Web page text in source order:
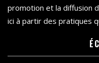
promotion et la diffusion
ici à partir des pratiques